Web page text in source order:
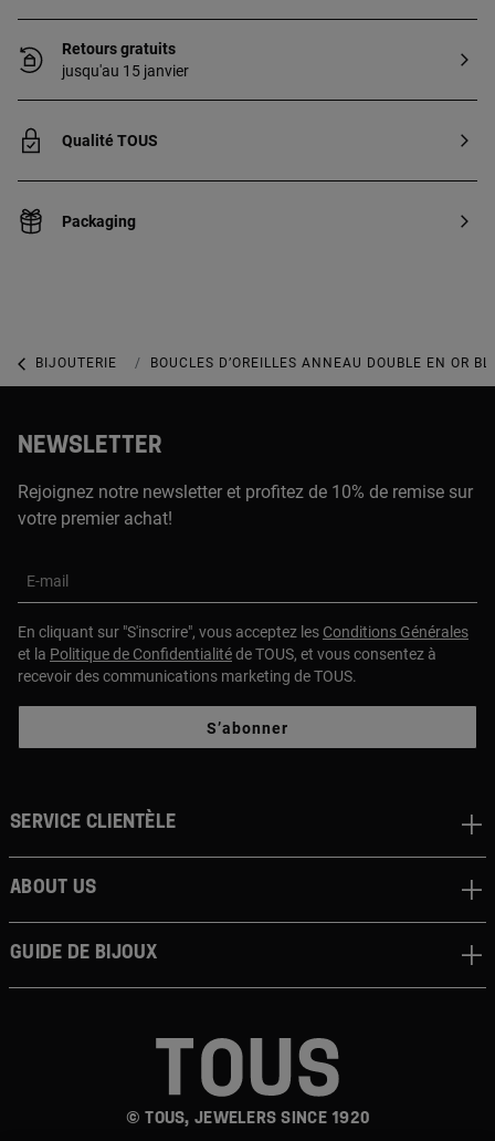
Retours gratuits
jusqu'au 15 janvier
Qualité TOUS
Packaging
BIJOUTERIE BIJOUX EN OR BLANC
BOUCLES D’OREILLES ANNEAU DOUBLE EN OR
NEWSLETTER
Rejoignez notre newsletter et profitez de 10% de remise sur
votre premier achat!
E-mail
En cliquant sur "S'inscrire", vous acceptez les Conditions Générales
et la Politique de Confidentialitéde TOUS, et vous consentez à
recevoir des communications marketing de TOUS.
S’abonner
© TOUS, JEWELERS SINCE 1920
Service clientèle
About us
Guide de bijoux